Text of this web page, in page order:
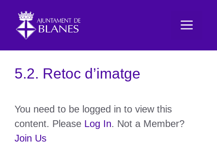
contingut
5.2. Retoc d’imatge
You need to be logged in to view this
content. Please Log In. Not a Member?
Join Us